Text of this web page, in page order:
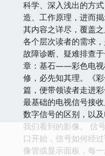
科学、深入浅出的方
造、工作原理，进而
其内容之详尽，覆盖
各个层次读者的需求
故障诊断、疑难排查
章：基石——彩色电视
修，必先知其理。《
篇，便带领读者走进
最基础的电视信号接
数字信号的区别，以
我们看到的影像。 信
口开始，信号如何经
像管或显示面板，每